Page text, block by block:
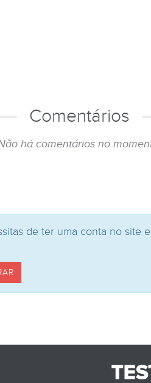
Comentários
há comentários no
de ter uma conta no site